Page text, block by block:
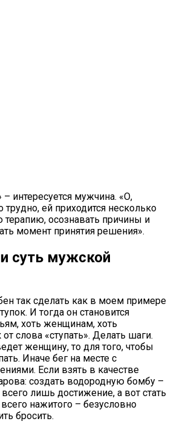
интересуется мужчина. «О,
ей приходится несколько
терапию, осознавать причины и
момент принятия решения».
суть мужской
так сделать как в моем примере
И тогда он становится
хоть женщинам, хоть
слова «ступать». Делать шаги.
женщину, то для того, чтобы
Иначе бег на месте с
Если взять в качестве
создать водородную бомбу –
лишь достижение, а вот стать
нажитого – безусловно
бросить.